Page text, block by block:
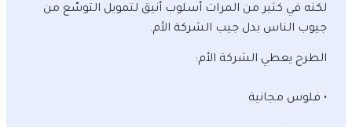
لكنه في كثير من المرات أسلوب أنيق لتمويل التوسّع من
جيوب الناس بدل جيب الشركة الأم.
الطرح يعطي الشركة الأم:
• فلوس مجانية